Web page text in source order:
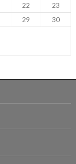
22
23
29
30